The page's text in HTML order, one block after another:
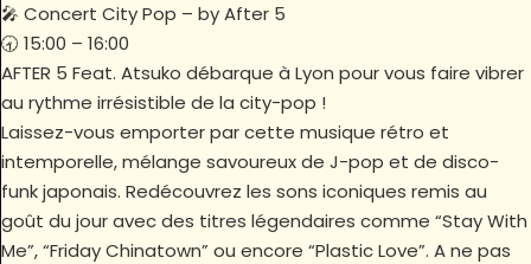
🎤 Concert City Pop – by After 5
🕣 15:00 – 16:00
AFTER 5 Feat. Atsuko débarque à Lyon pour vous faire vibrer
au rythme irrésistible de la city-pop !
Laissez-vous emporter par cette musique rétro et
intemporelle, mélange savoureux de J-pop et de disco-
funk japonais. Redécouvrez les sons iconiques remis au
goût du jour avec des titres légendaires comme “Stay With
Me”, “Friday Chinatown” ou encore “Plastic Love”. A ne pas